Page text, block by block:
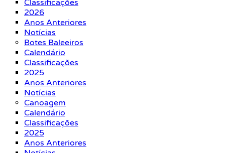
Classificações
2026
Anos Anteriores
Notícias
Botes Baleeiros
Calendário
Classificações
2025
Anos Anteriores
Notícias
Canoagem
Calendário
Classificações
2025
Anos Anteriores